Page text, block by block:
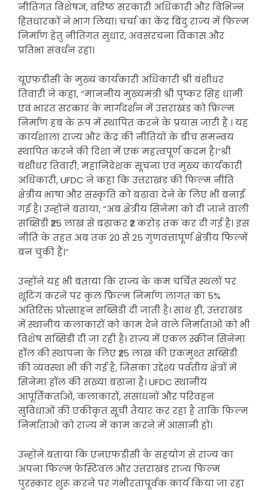
नीतिगत विशेषज्ञ, वरिष्ठ सरकारी अधिकारी और विभिन्न
हितधारकों ने भाग लिया। चर्चा का केंद्र बिंदु राज्य में फिल्म
निर्माण हेतु नीतिगत सुधार, अवसंरचना विकास और
प्रतिभा संवर्धन रहा।
यूएफडीसी के मुख्य कार्यकारी अधिकारी श्री बंशीधर
तिवारी ने कहा, “माननीय मुख्यमंत्री श्री पुष्कर सिंह धामी
एवं भारत सरकार के मार्गदर्शन में उत्तराखंड को फ़िल्म
निर्माण हब के रूप में स्थापित करने के प्रयास जारी हैं । यह
कार्यशाला राज्य और केंद्र की नीतियों के बीच समन्वय
स्थापित करने की दिशा में एक महत्वपूर्ण कदम है।”श्री
बंशीधर तिवारी, महानिदेशक सूचना एवं मुख्य कार्यकारी
अधिकारी, UFDC ने कहा कि उत्तराखंड की फिल्म नीति
क्षेत्रीय भाषा और संस्कृति को बढ़ावा देने के लिए भी बनाई
गई है। उन्होंने बताया, “अब क्षेत्रीय सिनेमा को दी जाने वाली
सब्सिडी ₹25 लाख से बढ़ाकर ₹2 करोड़ तक कर दी गई है। इस
नीति के तहत अब तक 20 से 25 गुणवत्तापूर्ण क्षेत्रीय फिल्में
बन चुकी हैं।”
उन्होंने यह भी बताया कि राज्य के कम चर्चित स्थलों पर
शूटिंग करने पर कुल फ़िल्म निर्माण लागत का 5%
अतिरिक्त प्रोत्साहन सब्सिडी दी जाती है। साथ ही, उत्तराखंड
में स्थानीय कलाकारों को काम देने वाले निर्माताओं को भी
विशेष सब्सिडी दी जा रही है। राज्य में एकल स्क्रीन सिनेमा
हॉल की स्थापना के लिए ₹25 लाख की एकमुश्त सब्सिडी
की व्यवस्था भी की गई है, जिसका उद्देश्य पर्वतीय क्षेत्रों में
सिनेमा हॉल की संख्या बढ़ाना है। UFDC स्थानीय
आपूर्तिकर्ताओं, कलाकारों, संसाधनों और परिवहन
सुविधाओं की एकीकृत सूची तैयार कर रहा है ताकि फिल्म
निर्माताओं को राज्य में काम करने में आसानी हो।
उन्होंने बताया कि एनएफडीसी के सहयोग से राज्य का
अपना फिल्म फेस्टिवल और उत्तराखंड राज्य फिल्म
पुरस्कार शुरू करने पर गंभीरतापूर्वक कार्य किया जा रहा